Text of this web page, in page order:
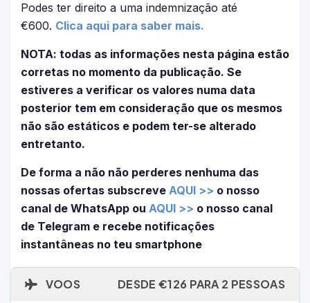
Podes ter direito a uma indemnização até
€600. Clica aqui para saber mais.
NOTA: todas as informações nesta página estão
corretas no momento da publicação. Se
estiveres a verificar os valores numa data
posterior tem em consideração que os mesmos
não são estáticos e podem ter-se alterado
entretanto.
De forma a não não perderes nenhuma das
nossas ofertas subscreve AQUI >> o nosso
canal de WhatsApp ou AQUI >> o nosso canal
de Telegram e recebe notificações
instantâneas no teu smartphone
VOOS DESDE €126 PARA 2 PESSOAS